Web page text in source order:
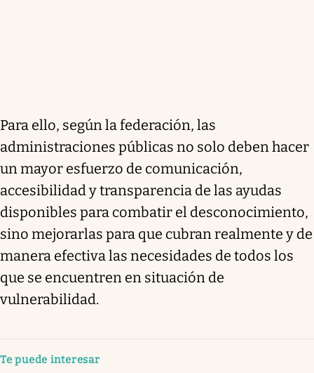
Para ello, según la federación, las
administraciones públicas no solo deben hacer
un mayor esfuerzo de comunicación,
accesibilidad y transparencia de las ayudas
disponibles para combatir el desconocimiento,
sino mejorarlas para que cubran realmente y de
manera efectiva las necesidades de todos los
que se encuentren en situación de
vulnerabilidad.
Te puede interesar